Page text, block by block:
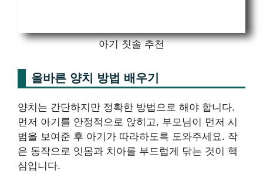
아기 칫솔 추천
올바른 양치 방법 배우기
양치는 간단하지만 정확한 방법으로 해야 합니다.
먼저 아기를 안정적으로 앉히고, 부모님이 먼저 시
범을 보여준 후 아기가 따라하도록 도와주세요. 작
은 동작으로 잇몸과 치아를 부드럽게 닦는 것이 핵
심입니다.